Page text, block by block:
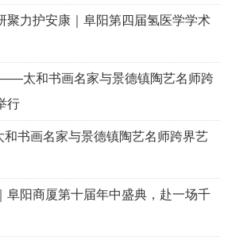
聚力护安康｜阜阳第四届氢医学学术
——太和书画名家与景德镇陶艺名师跨
行
和书画名家与景德镇陶艺名师跨界艺
阜阳商厦第十届年中盛典，赴一场千